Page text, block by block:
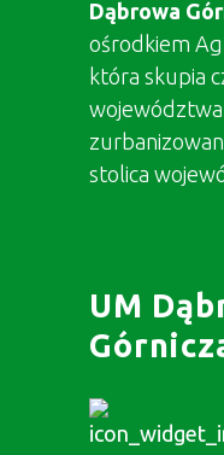
Dąbrowa
ośrodkiem
która skupia
województwa
stolica
UM